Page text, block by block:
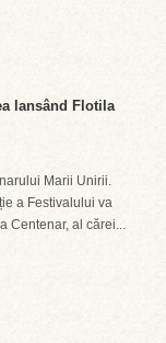
lansând Flotila
Marii Unirii.
a Festivalului va
Centenar, al cărei...